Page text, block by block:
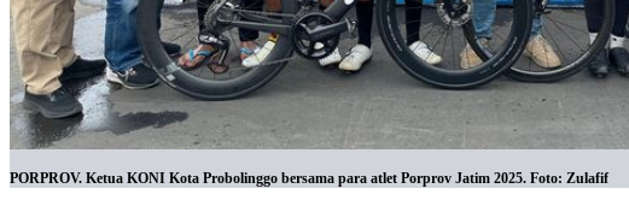
PORPROV. Ketua KONI Kota Probolinggo bersama para atlet Porprov Jatim 2025. Foto: Zulafif